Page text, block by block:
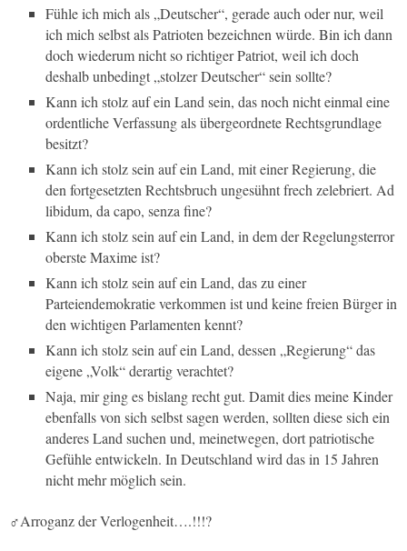
Fühle ich mich als „Deutscher“, gerade auch oder nur, weil
ich mich selbst als Patrioten bezeichnen würde. Bin ich dann
doch wiederum nicht so richtiger Patriot, weil ich doch
deshalb unbedingt „stolzer Deutscher“ sein sollte?
Kann ich stolz auf ein Land sein, das noch nicht einmal eine
ordentliche Verfassung als übergeordnete Rechtsgrundlage
besitzt?
Kann ich stolz sein auf ein Land, mit einer Regierung, die
den fortgesetzten Rechtsbruch ungesühnt frech zelebriert. Ad
libidum, da capo, senza fine?
Kann ich stolz sein auf ein Land, in dem der Regelungsterror
oberste Maxime ist?
Kann ich stolz sein auf ein Land, das zu einer
Parteiendemokratie verkommen ist und keine freien Bürger in
den wichtigen Parlamenten kennt?
Kann ich stolz sein auf ein Land, dessen „Regierung“ das
eigene „Volk“ derartig verachtet?
Naja, mir ging es bislang recht gut. Damit dies meine Kinder
ebenfalls von sich selbst sagen werden, sollten diese sich ein
anderes Land suchen und, meinetwegen, dort patriotische
Gefühle entwickeln. In Deutschland wird das in 15 Jahren
nicht mehr möglich sein.
♂Arroganz der Verlogenheit….!!!?